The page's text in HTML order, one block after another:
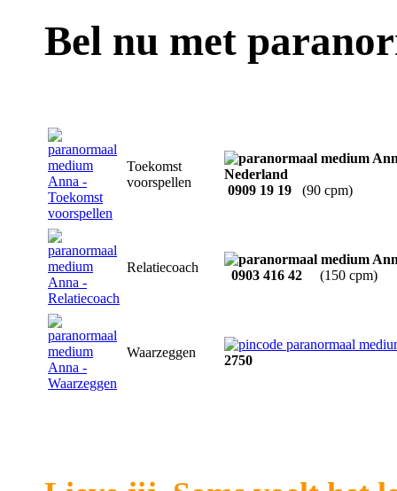
Bel nu met
Toekomst
voorspellen
0909 19 19 (90 cpm)
Relatiecoach
0903 416 42 (150 cpm)
Waarzeggen
2750